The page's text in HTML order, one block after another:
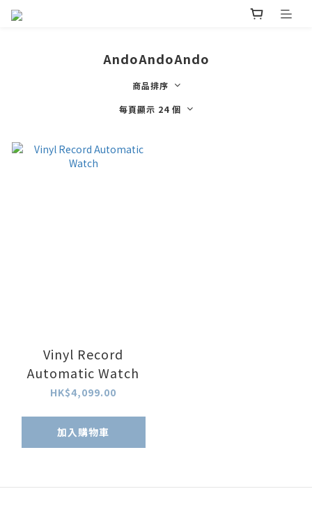
AndoAndoAndo
商品排序
每頁顯示 24 個
Vinyl Record
Automatic Watch
HK$4,099.00
加入購物車